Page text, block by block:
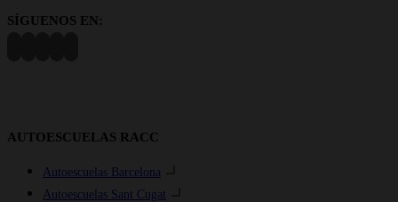
SÍGUENOS EN:
AUTOESCUELAS RACC
Autoescuelas Barcelona
Autoescuelas Sant Cugat